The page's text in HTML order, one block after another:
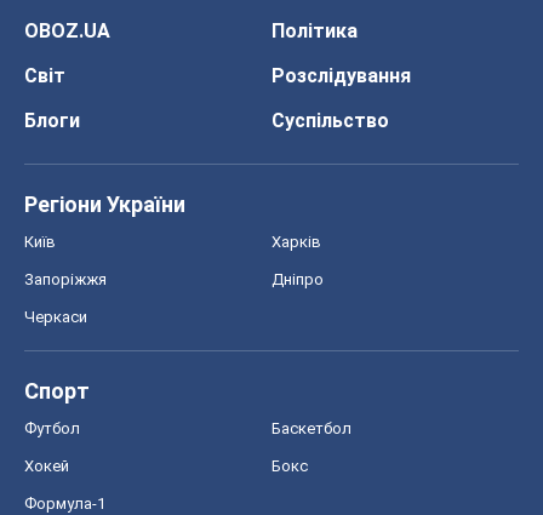
OBOZ.UA
Політика
Світ
Розслідування
Блоги
Суспільство
Регіони України
Київ Харків
Запоріжжя Дніпро
Черкаси
Спорт
Футбол Баскетбол
Хокей Бокс
Формула-1